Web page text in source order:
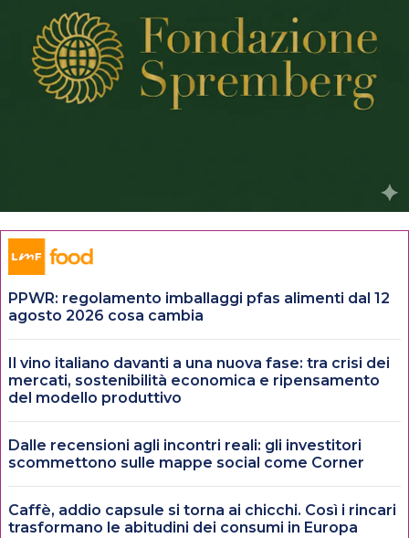
PPWR: regolamento imballaggi pfas alimenti dal 12
agosto 2026 cosa cambia
Il vino italiano davanti a una nuova fase: tra crisi dei
mercati, sostenibilità economica e ripensamento
del modello produttivo
Dalle recensioni agli incontri reali: gli investitori
scommettono sulle mappe social come Corner
Caffè, addio capsule si torna ai chicchi. Così i rincari
trasformano le abitudini dei consumi in Europa